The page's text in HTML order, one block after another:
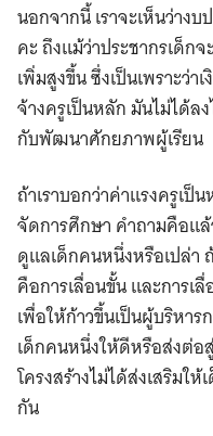
นอกจากนี้ เราจะเห็นว่าง
คะ ถึงแม้ว่าประชากรเด็ก
เพิ่มสูงขึ้น ซึ่งเป็นเพราะว่
จ้างครูเป็นหลัก มันไม่ได้ล
กับพัฒนาศักยภาพผู้เรียน
ถ้าเราบอกว่าค่าแรงครูเ
จัดการศึกษา คำถามคือแล้
ดูแลเด็กคนหนึ่งหรือเปล่า
คือการเลื่อนขั้น และการเ
เพื่อให้ก้าวขึ้นเป็นผู้บริหา
เด็กคนหนึ่งให้ดีหรือส่งต่อ
โครงสร้างไม่ได้ส่งเสริมใ
กัน